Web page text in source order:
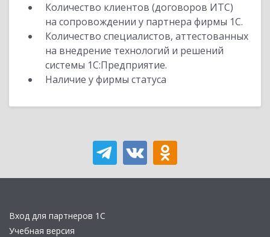
Количество клиентов (договоров ИТС)
на сопровождении у партнера фирмы 1С.
Количество специалистов, аттестованных
на внедрение технологий и решений
системы 1С:Предприятие.
Наличие у фирмы статуса
Вход для партнеров 1С
Учебная версия